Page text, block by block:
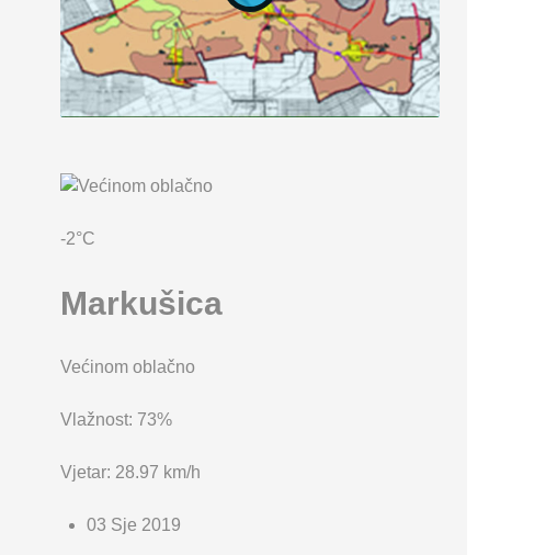
-2°C
Markušica
Većinom oblačno
Vlažnost: 73%
Vjetar: 28.97 km/h
03 Sje 2019